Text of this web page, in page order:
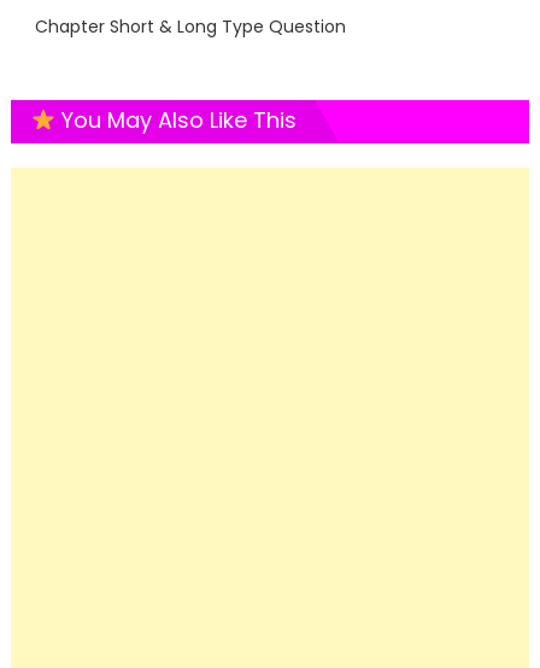
Chapter Short & Long Type Question
You May Also Like This